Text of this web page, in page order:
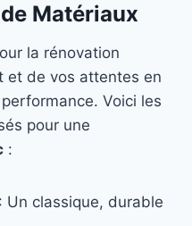
Matériaux
la rénovation
et de vos attentes en
Voici les
pour une
:
: Un classique, durable